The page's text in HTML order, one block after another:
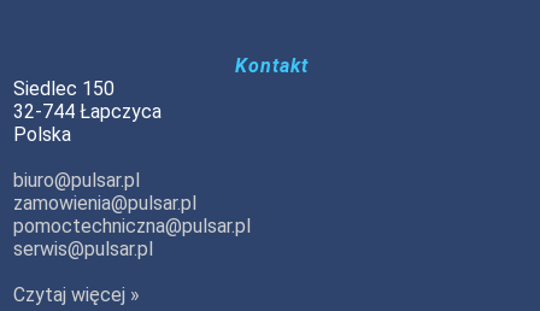
Kontakt
Siedlec 150
32-744 Łapczyca
Polska
biuro@pulsar.pl
zamowienia@pulsar.pl
pomoctechniczna@pulsar.pl
serwis@pulsar.pl
Czytaj więcej »